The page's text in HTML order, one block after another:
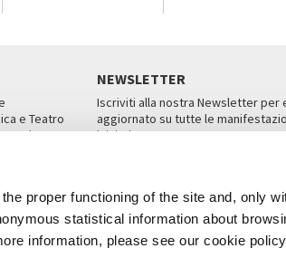
proper functioning of the site and, only
statistical information about
information, please see our cookie
e Teatro
NEWSLETTER
Iscriviti alla nostra Newsletter per
aggiornato su tutte le
iniziative.